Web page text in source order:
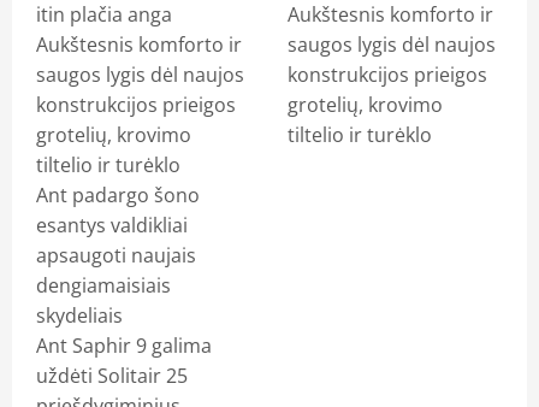
itin plačia anga
Aukštesnis komforto ir
saugos lygis dėl naujos
konstrukcijos prieigos
grotelių, krovimo
tiltelio ir turėklo
Ant padargo šono
esantys valdikliai
apsaugoti naujais
dengiamaisiais
skydeliais
Ant Saphir 9 galima
uždėti Solitair 25
Aukštesnis komforto ir
saugos lygis dėl naujos
konstrukcijos prieigos
grotelių, krovimo
tiltelio ir turėklo